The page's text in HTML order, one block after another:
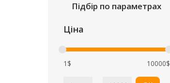
Підбір по параметрах
Ціна
1$ 10000$